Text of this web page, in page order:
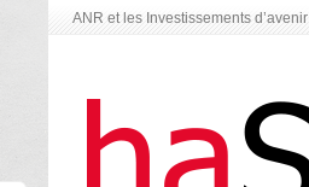
ANR et les Investissements d’avenir